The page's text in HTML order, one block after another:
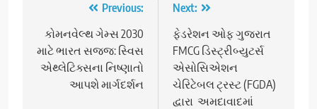
navigation
Previous:
કોમનવેલ્થ ગેમ્સ 2030
માટે ભારત સજ્જ: સ્વિસ
એથ્લેટિક્સના નિષ્ણાતો
આપશે માર્ગદર્શન
Next:
ફેડરેશન ઓફ ગુજરાત
FMCG ડિસ્ટ્રીબ્યુટર્સ
એસોસિએશન
ચેરિટેબલ ટ્રસ્ટ (FGDA)
દ્વારા અમદાવાદમાં